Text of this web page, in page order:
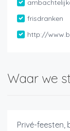
frisdranken
http://
Waar we
Privé-feesten,